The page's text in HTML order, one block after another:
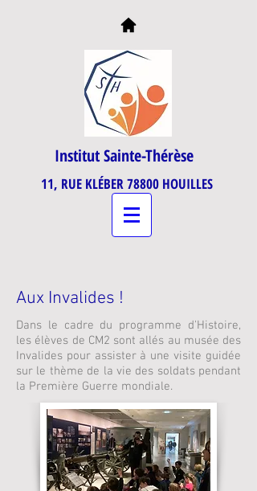
Institut Sainte-Thérèse
11, RUE KLÉBER 78800 HOUILLES
Aux Invalides !
Dans le cadre du programme d'Histoire,
les élèves de CM2 sont allés au musée des
Invalides pour assister à une visite guidée
sur le thème de la vie des soldats pendant
la Première Guerre mondiale.